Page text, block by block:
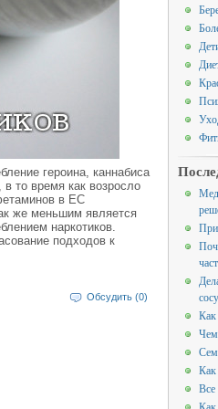
героина, каннабиса
то время как возросло
в ЕС
же меньшим является
наркотиков.
подходов к
Обсудить (0)
Как
Чем
Как
Все